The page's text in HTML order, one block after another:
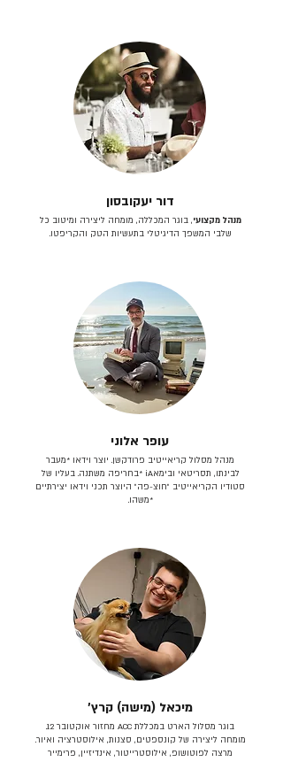
דור יעקובסון
מנהל מקצועי, בוגר המכללה, מומחה ליצירה ומיטוב כל
שלבי המשפך הדיגיטלי בתעשיות הטק והקריפטו.
עופר אלוני
מנהל מסלול קריאייטיב פרודקשן. יוצר וידאו *מעבר
לבינתו, תסריטאי וב​ימאiA‎ *בחריפה משתנה. בעליו של
סטודיו הקריאייטיב ״חוצ-פה״ היוצר תכני וידאו יצירתיים
*משהו.
מיכאל (מישה) קרץ׳
בוגר מסלול הארט במכללת ACC מחזור אוקטובר 12.
מומחה ליצירה של קונספטים, סצנות, אילוסטרציה ואיור.
מרצה לפוטושופ, אילוסטרייטור, אינדיזיין, פרימייר